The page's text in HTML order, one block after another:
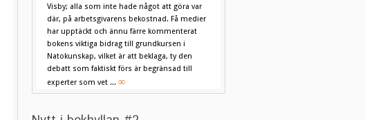
Visby; alla som inte hade något att göra var
där, på arbetsgivarens bekostnad. Få medier
har upptäckt och ännu färre kommenterat
bokens viktiga bidrag till grundkursen i
Natokunskap, vilket är att beklaga, ty den
debatt som faktiskt förs är begränsad till
experter som vet ... ∞